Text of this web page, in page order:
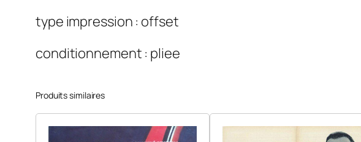
type impression : offset
conditionnement : pliee
Produits similaires